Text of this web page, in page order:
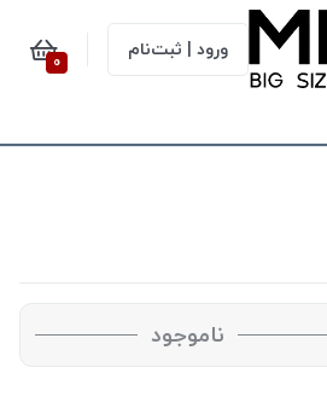
ورود | ثبت‌نام 0
ناموجود